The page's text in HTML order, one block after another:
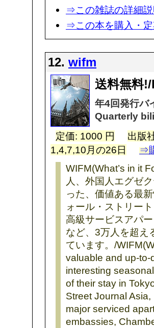
⇒この雑誌の詳細
⇒この本を購入・
12. wifm
送料無料
年4回発行バ
Quarterly
定価: 1000 円
出版
1,4,7,10月の26日
⇒
WIFM(What’s in it
人、外国人エグゼ
った、価値ある最
ォール・ストリー
高級サービスアパ
など、3万人を超え
ています。/
valuable and up-to-
interesting
of their stay in
Street Journal
major serviced
embassies,